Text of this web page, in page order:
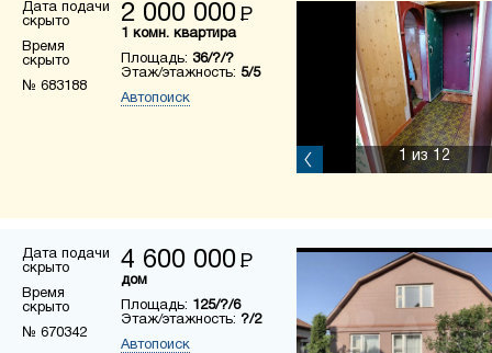
Дата подачи
скрыто
Время
скрыто
№ 683188
2 000 000 Р
1 комн. квартира
Площадь: 36/?/?
Этаж/этажность: 5/5
Автопоиск
1 из 12
Дата подачи
скрыто
Время
скрыто
№ 670342
4 600 000 Р
дом
Площадь: 125/?/6
Этаж/этажность: ?/2
Автопоиск